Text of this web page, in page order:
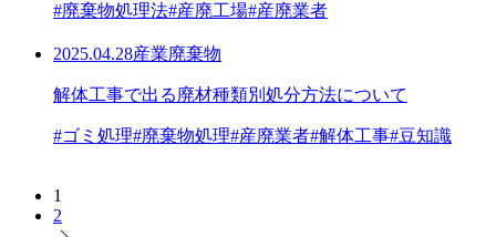
#廃棄物処理法#産廃工場#産廃業者
2025.04.28産業廃棄物
解体工事で出る廃材種類別処分方法について
#ゴミ処理#廃棄物処理#産廃業者#解体工事#豆知識
1
2